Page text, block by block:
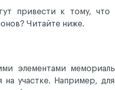
привести к тому, что
Читайте ниже.
элементами
участке. Например,